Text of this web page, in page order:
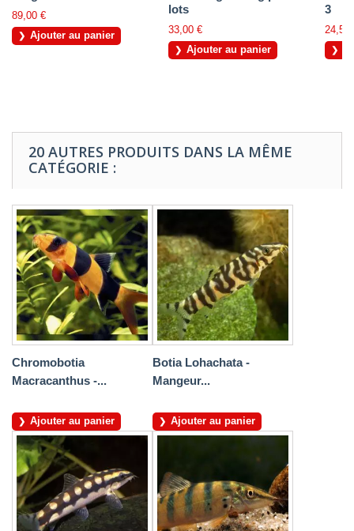
89,00 €
Ajouter au panier
lots
33,00 €
Ajouter au panier
3
24,50
20 AUTRES PRODUITS DANS LA MÊME
CATÉGORIE :
Chromobotia
Macracanthus -...
Ajouter au panier
Botia Lohachata -
Mangeur...
Ajouter au panier